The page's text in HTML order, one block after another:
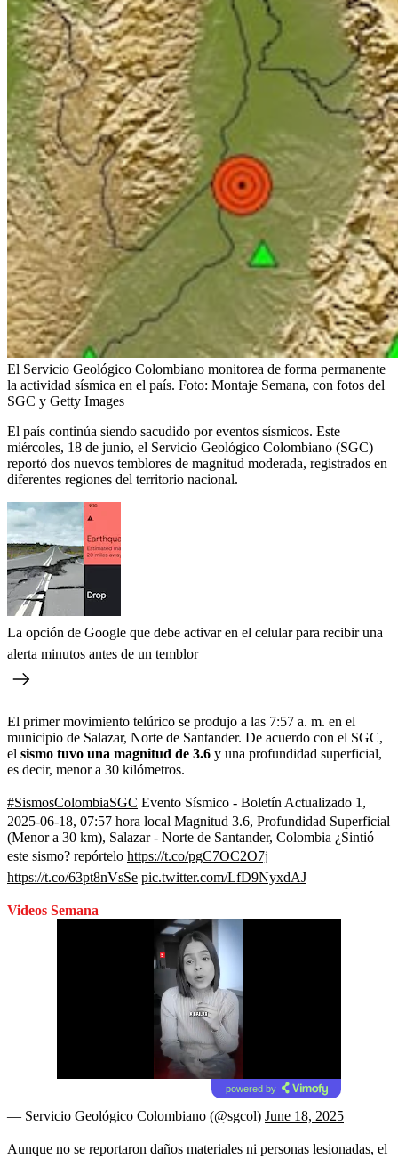
El Servicio Geológico Colombiano monitorea de forma permanente
la actividad sísmica en el país. Foto: Montaje Semana, con fotos del
SGC y Getty Images
El país continúa siendo sacudido por eventos sísmicos. Este
miércoles, 18 de junio, el Servicio Geológico Colombiano (SGC)
reportó dos nuevos temblores de magnitud moderada, registrados en
diferentes regiones del territorio nacional.
La opción de Google que debe activar en el celular para recibir una
alerta minutos antes de un temblor
El primer movimiento telúrico se produjo a las 7:57 a. m. en el
municipio de Salazar, Norte de Santander. De acuerdo con el SGC,
el sismo tuvo una magnitud de 3.6 y una profundidad superficial,
es decir, menor a 30 kilómetros.
#SismosColombiaSGC Evento Sísmico - Boletín Actualizado 1,
2025-06-18, 07:57 hora local Magnitud 3.6, Profundidad Superficial
(Menor a 30 km), Salazar - Norte de Santander, Colombia ¿Sintió
este sismo? repórtelo https://t.co/pgC7OC2O7j
https://t.co/63pt8nVsSe pic.twitter.com/LfD9NyxdAJ
Videos Semana
powered by
— Servicio Geológico Colombiano (@sgcol) June 18, 2025
Aunque no se reportaron daños materiales ni personas lesionadas, el